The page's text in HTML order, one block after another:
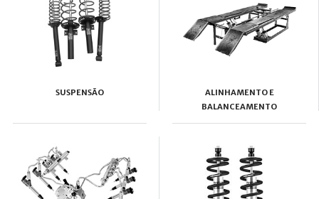
SUSPENSÃO
ALINHAMENTO E
BALANCEAMENTO